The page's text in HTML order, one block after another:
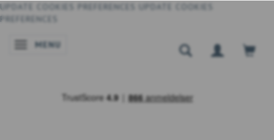
UPDATE COOKIES PREFERENCES
UPDATE COOKIES
PREFERENCES
SKIFTE NAVIGATION
MENU